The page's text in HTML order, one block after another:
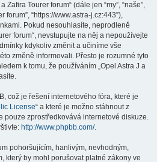
Zafira Tourer forum“ (dále jen “my”, “naše”,
forum”, “https://www.astra-j.cz:443”),
Pokud nesouhlasíte, neprodleně
forum“, nevstupujte na něj a nepoužívejte
kdykoliv změnit a učiníme vše
změně informovali. Přesto je rozumné tyto
k tomu, že používáním „Opel Astra J a
což je řešení internetového fóra, které je
License“ a které je možno stáhnout z
pouze zprostředkovává internetové diskuze.
http://www.phpbb.com/.
pohoršujícím, hanlivým, nevhodným,
který by mohl porušovat platné zákony ve